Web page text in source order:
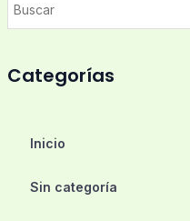
Categorías
Inicio
Sin categoría